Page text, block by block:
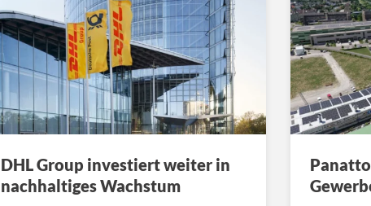
DHL Group investiert weiter in
nachhaltiges Wachstum